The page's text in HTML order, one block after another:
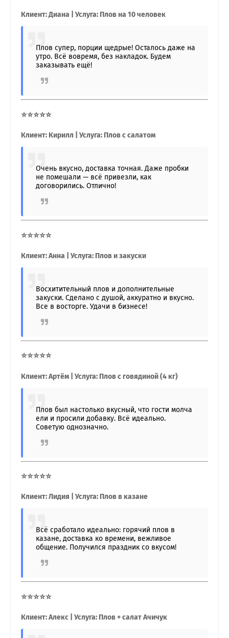
Клиент: Диана | Услуга: Плов на 10 человек
Плов супер, порции щедрые! Осталось даже на
утро. Всё вовремя, без накладок. Будем
заказывать ещё!
⭐⭐⭐⭐⭐
Клиент: Кирилл | Услуга: Плов с салатом
Очень вкусно, доставка точная. Даже пробки
не помешали — всё привезли, как
договорились. Отлично!
⭐⭐⭐⭐⭐
Клиент: Анна | Услуга: Плов и закуски
Восхитительный плов и дополнительные
закуски. Сделано с душой, аккуратно и вкусно.
Все в восторге. Удачи в бизнесе!
⭐⭐⭐⭐⭐
Клиент: Артём | Услуга: Плов с говядиной (4 кг)
Плов был настолько вкусный, что гости молча
ели и просили добавку. Всё идеально.
Советую однозначно.
⭐⭐⭐⭐⭐
Клиент: Лидия | Услуга: Плов в казане
Всё сработало идеально: горячий плов в
казане, доставка ко времени, вежливое
общение. Получился праздник со вкусом!
⭐⭐⭐⭐⭐
Клиент: Алекс | Услуга: Плов + салат Ачичук